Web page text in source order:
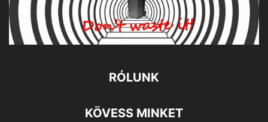
RÓLUNK
KÖVESS MINKET